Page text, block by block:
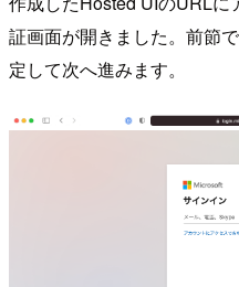
証画面が開きました。前節
定して次へ進みます。